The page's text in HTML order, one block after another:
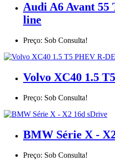
Audi A6 Avant 55
line
Preço: Sob Consulta!
Volvo XC40 1.5
Preço: Sob Consulta!
BMW Série X -
Preço: Sob Consulta!